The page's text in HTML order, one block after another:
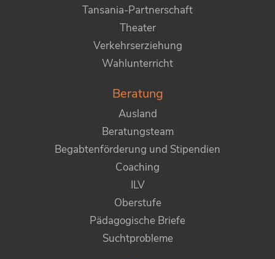
Tansania-Partnerschaft
Theater
Verkehrserziehung
Wahlunterricht
Beratung
Ausland
Beratungsteam
Begabtenförderung und Stipendien
Coaching
ILV
Oberstufe
Pädagogische Briefe
Suchtprobleme